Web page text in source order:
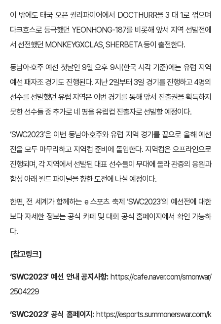
이 밖에도 태국 오픈 퀄리파이어에서 DOCTHURR을 3 대 1로 꺾으며
다크호스로 등극했던 YEONHONG-187를 비롯해 앞서 지역 선발전에
서 선전했던 MONKEYGXCLAS, SHERBETA 등이 출전한다.
동남아·호주 예선 첫날인 9일 오후 9시(한국 시각 기준)에는 유럽 지역
예선 패자조 경기도 진행된다. 지난 2일부터 3일 경기를 진행하고 4명의
선수를 선발했던 유럽 지역은 이번 경기를 통해 앞서 진출권을 획득하지
못한 선수들 중 추가로 네 명을 유럽컵 진출자로 선발할 예정이다.
‘SWC2023’은 이번 동남아·호주와 유럽 지역 경기를 끝으로 올해 예선
전을 모두 마무리하고 지역컵 준비에 돌입한다. 지역컵은 오프라인으로
진행되며, 각 지역에서 선발된 대표 선수들이 무대에 올라 관중의 응원과
함성 아래 월드 파이널을 향한 도전에 나설 예정이다.
한편, 전 세계가 함께하는 e 스포츠 축제 ‘SWC2023’의 예선전에 대한
보다 자세한 정보는 공식 카페 및 대회 공식 홈페이지에서 확인 가능하
다.
[참고링크]
‘SWC2023′ 예선 안내 공지사항: https://cafe.naver.com/smonwar/
2504229
‘SWC2023′공식 홈페이지:https://esports.summonerswar.com/k